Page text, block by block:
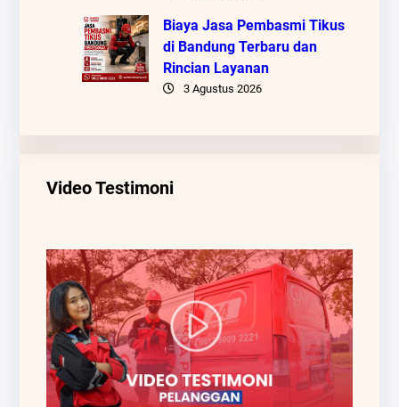
Biaya Jasa Pembasmi Tikus
di Bandung Terbaru dan
Rincian Layanan
3 Agustus 2026
Video Testimoni